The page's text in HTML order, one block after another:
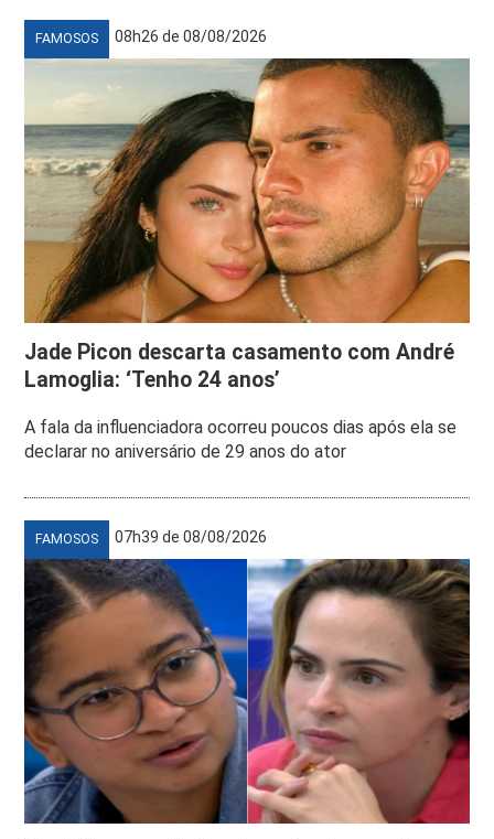
FAMOSOS 08h26 de 08/08/2026
Jade Picon descarta casamento com André
Lamoglia: ‘Tenho 24 anos’
A fala da influenciadora ocorreu poucos dias após ela se
declarar no aniversário de 29 anos do ator
FAMOSOS 07h39 de 08/08/2026